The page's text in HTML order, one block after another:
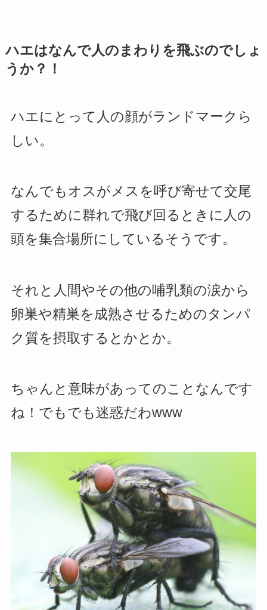
ハエはなんで人のまわりを飛ぶのでしょ
うか？！
ハエにとって人の顔がランドマークら
しい。
なんでもオスがメスを呼び寄せて交尾
するために群れで飛び回るときに人の
頭を集合場所にしているそうです。
それと人間やその他の哺乳類の涙から
卵巣や精巣を成熟させるためのタンパ
ク質を摂取するとかとか。
ちゃんと意味があってのことなんです
ね！でもでも迷惑だわwww